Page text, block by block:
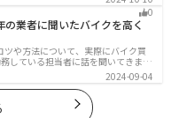
ツがあります。この記事を読めば、
をすることが可能です。
0
の業者に聞いたバイクを高く
ツや方法について、実際にバイク買
している担当者に話を聞いてきまし
もらえるバイクの特徴や業者がどの
しているかなど、バイクを売ろうと
容になっています。
2024-09-04